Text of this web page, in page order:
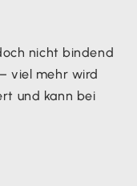
nicht bindend
– viel mehr wird
und kann bei